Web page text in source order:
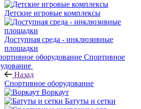
Детские игровые комплексы
Доступная среда - инклюзивные
площадки
Спортивное
Назад
Спортивное оборудование
Воркаут
Батуты и сетки